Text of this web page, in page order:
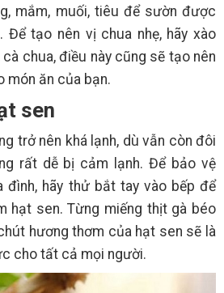
mắm, muối, tiêu để sườn được
tạo nên vị chua nhẹ, hãy xào
chua, điều này cũng sẽ tạo nên
món ăn của bạn.
sen
trở nên khá lạnh, dù vẫn còn đôi
rất dễ bị cảm lạnh. Để bảo vệ
hãy thử bắt tay vào bếp để
hạt sen. Từng miếng thịt gà béo
hương thơm của hạt sen sẽ là
cho tất cả mọi người.